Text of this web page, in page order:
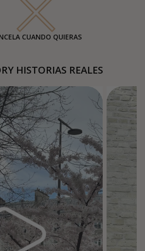
CUANDO QUIERAS
HISTORIAS REALES